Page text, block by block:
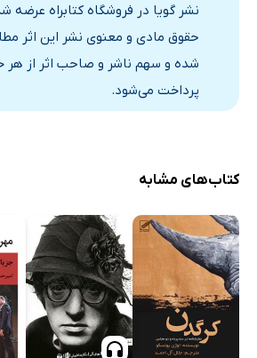
نشر گویا در فروشگاه کتابراه
حقوق مادی و معنوی نشر این اثر
شده و سهم ناشر و صاحب اثر از هر
پرداخت می‌شود.
کتاب‌های مشابه